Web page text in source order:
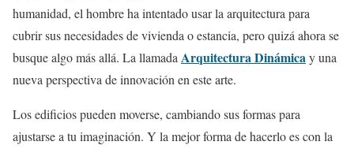
humanidad, el hombre ha intentado usar la arquitectura para
cubrir sus necesidades de vivienda o estancia, pero quizá ahora se
busque algo más allá. La llamada Arquitectura Dinámicay una
nueva perspectiva de innovación en este arte.
Los edificios pueden moverse, cambiando sus formas para
ajustarse a tu imaginación. Y la mejor forma de hacerlo es con la